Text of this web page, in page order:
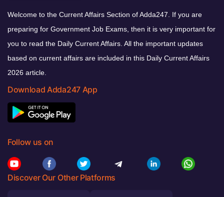
Welcome to the Current Affairs Section of Adda247. If you are
preparing for Government Job Exams, then it is very important for
you to read the Daily Current Affairs. All the important updates
based on current affairs are included in this Daily Current Affairs
2026 article.
Download Adda247 App
Follow us on
Discover Our Other Platforms